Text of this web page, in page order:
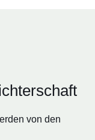
von den